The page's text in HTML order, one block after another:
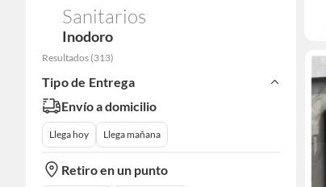
Sanitarios
Inodoro
Resultados (313)
Tipo de Entrega
Envío a domicilio
Llega hoy Llega mañana
Retiro en un punto